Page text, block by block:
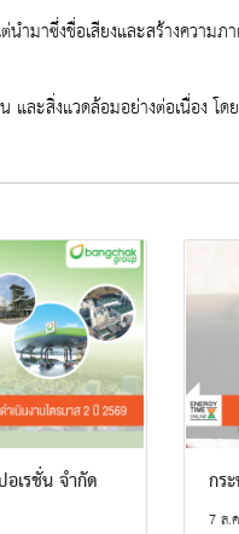
มาซึ่งชื่อเสียงและสร้างความภ
ละสิ่งแวดล้อมอย่างต่อเนื่อง โ
เรชั่น จำกัด กร
7 ส.